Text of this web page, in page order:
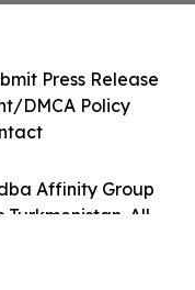
Affinity Group
Turkmenistan. All
Press Release
DMCA Policy